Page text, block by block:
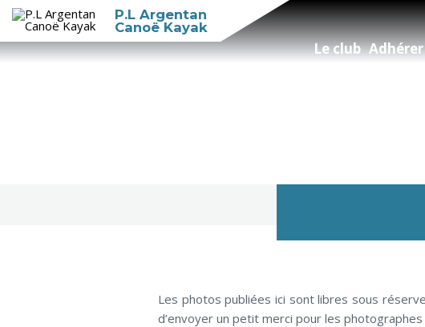
P.L Argentan
Canoë Kayak
Le club
Les photos publiées ici sont libres sous
d’envoyer un petit merci pour les photographes